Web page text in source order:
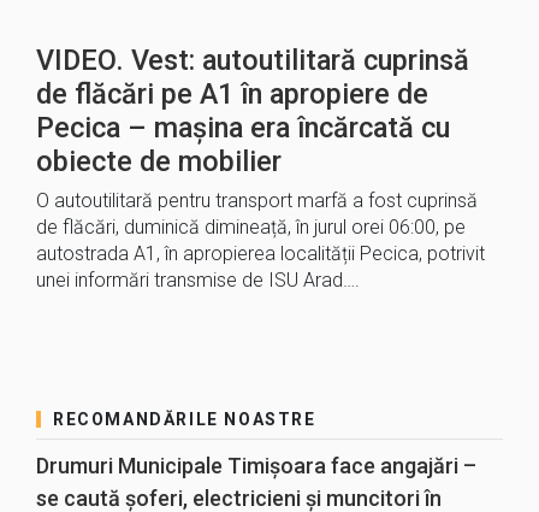
VIDEO. Vest: autoutilitară cuprinsă
de flăcări pe A1 în apropiere de
Pecica – mașina era încărcată cu
obiecte de mobilier
O autoutilitară pentru transport marfă a fost cuprinsă
de flăcări, duminică dimineață, în jurul orei 06:00, pe
autostrada A1, în apropierea localității Pecica, potrivit
unei informări transmise de ISU Arad….
RECOMANDĂRILE NOASTRE
Drumuri Municipale Timișoara face angajări –
se caută șoferi, electricieni și muncitori în